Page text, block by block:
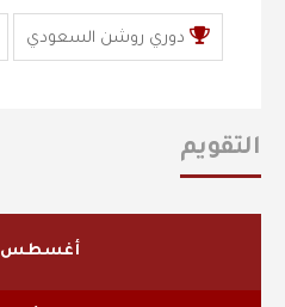
دوري روشن السعودي
التقويم
أغسطس 2026